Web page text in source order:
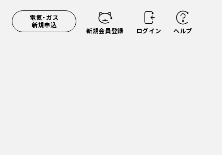
電気・ガス
新規申込
新規会員登録 ログイン ヘルプ